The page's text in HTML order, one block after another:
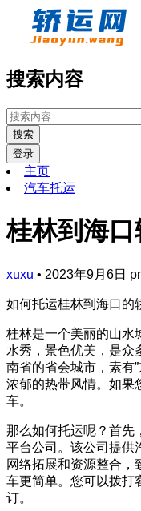
搜索内容
搜索
登录
主页
汽车托运
桂林到海
xuxu • 2023年9月6日
如何托运桂林到海口的
桂林是一个美丽的山水
水秀，景色优美，是众
南省的省会城市，素有
浓郁的热带风情。如果
车。
那么如何托运呢？首先
平台公司。该公司提供
网络拓展和资源整合，
车更简单。您可以拨打
订。